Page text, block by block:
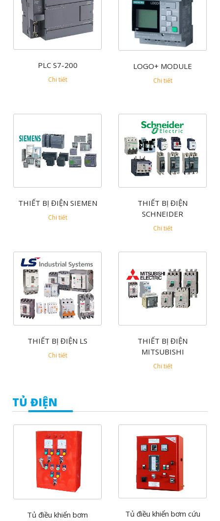
PLC S7-200
Chi tiết
LOGO+ MODULE
Chi tiết
THIẾT BỊ ĐIỆN SIEMEN
Chi tiết
THIẾT BỊ ĐIỆN
SCHNEIDER
Chi tiết
THIẾT BỊ ĐIỆN LS
Chi tiết
THIẾT BỊ ĐIỆN
MITSUBISHI
Chi tiết
TỦ ĐIỆN
Tủ điều khiển bơm
Tủ điều khiển bơm cứu